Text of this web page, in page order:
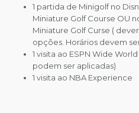
1 partida de Minigolf no
Miniature Golf Course OU
Miniature Golf Curse (
opções. Horários devem
1 visita ao ESPN Wide
podem ser aplicadas)
1 visita ao NBA Experience